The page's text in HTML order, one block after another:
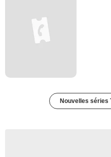
Nouvelles séries